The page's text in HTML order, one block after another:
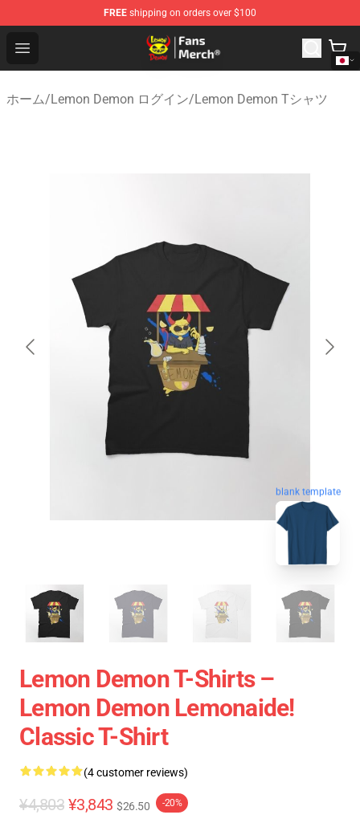
FREE shipping on orders over $100
Open menu
Lemon Demon Store - Official Lemon Demon
ホーム/Lemon Demon ログイン/Lemon Demon Tシャツ
blank template
Lemon Demon T-Shirts –
Lemon Demon Lemonaide!
Classic T-Shirt
(4 customer reviews)
¥4,803 ¥3,843 $26.50 -20%